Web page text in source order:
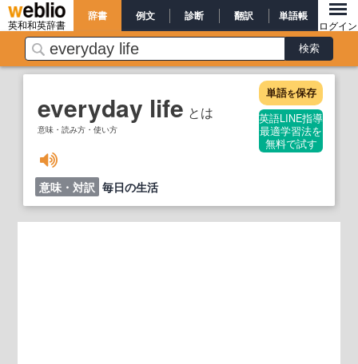
英和和英辞書
辞書 例文 診断 翻訳 単語帳
ログイン
everyday life とは
意味・読み方・使い方
単語を保存
英語LINE指導
最適学習法を
無料で試す
意味・対訳 毎日の生活